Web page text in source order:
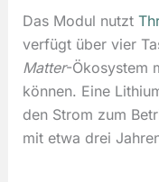
Das Modul nutzt
verfügt über vier
Matter-Ökosystem
können. Eine
den Strom zum
mit etwa drei